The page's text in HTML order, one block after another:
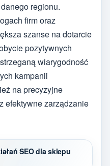
regionu.
firm oraz
szanse na dotarcie
pozytywnych
wiarygodność
kampanii
na precyzyjne
efektywne zarządzanie
SEO dla sklepu